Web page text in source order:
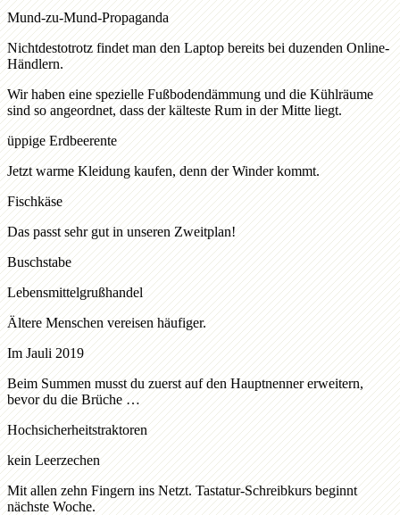
Mund-zu-Mund-Propaganda
Nichtdestotrotz findet man den Laptop bereits bei duzenden Online-
Händlern.
Wir haben eine spezielle Fußbodendämmung und die Kühlräume
sind so angeordnet, dass der kälteste Rum in der Mitte liegt.
üppige Erdbeerente
Jetzt warme Kleidung kaufen, denn der Winder kommt.
Fischkäse
Das passt sehr gut in unseren Zweitplan!
Buschstabe
Lebensmittelgrußhandel
Ältere Menschen vereisen häufiger.
Im Jauli 2019
Beim Summen musst du zuerst auf den Hauptnenner erweitern,
bevor du die Brüche …
Hochsicherheitstraktoren
kein Leerzechen
Mit allen zehn Fingern ins Netzt. Tastatur-Schreibkurs beginnt
nächste Woche.